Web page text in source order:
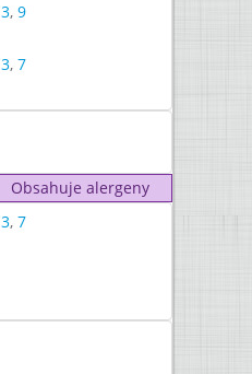
3, 9
3, 7
Obsahuje alergeny
3, 7